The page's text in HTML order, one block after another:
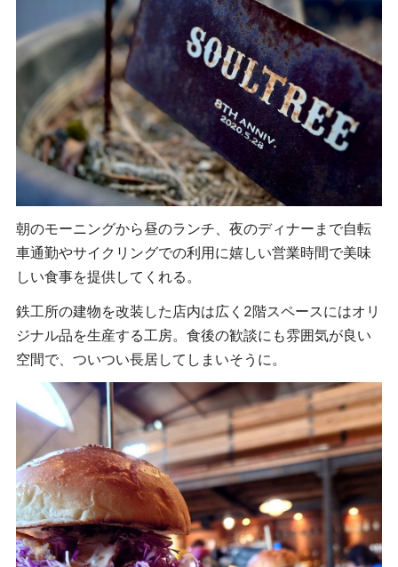
朝のモーニングから昼のランチ、夜のディナーまで自転
車通勤やサイクリングでの利用に嬉しい営業時間で美味
しい食事を提供してくれる。
鉄工所の建物を改装した店内は広く2階スペースにはオリ
ジナル品を生産する工房。食後の歓談にも雰囲気が良い
空間で、ついつい長居してしまいそうに。